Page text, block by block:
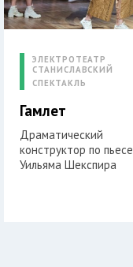
ЭЛЕКТРОТЕАТР
СТАНИСЛАВСКИЙ
СПЕКТАКЛЬ
Гамлет
Драматический
конструктор по пьесе
Уильяма Шекспира